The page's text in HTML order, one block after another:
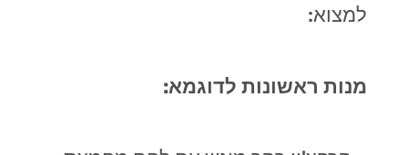
למצוא:
מנות ראשונות לדוגמא: